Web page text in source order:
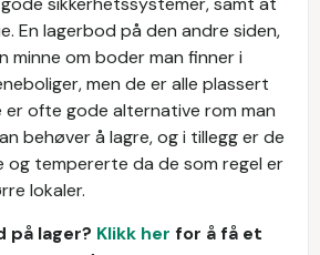
En lagerbod på den andre siden,
minne om boder man finner i
men de er alle plassert
ofte gode alternative rom man
behøver å lagre, og i tillegg er de
tempererte da de som regel er
lokaler.
på lager? Klikk her for å få et